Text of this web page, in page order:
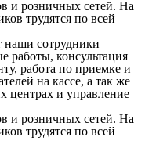
и розничных сетей. На
трудятся по всей
наши сотрудники —
работы, консультация
работа по приемке и
на кассе, а так же
центрах и управление
и розничных сетей. На
трудятся по всей